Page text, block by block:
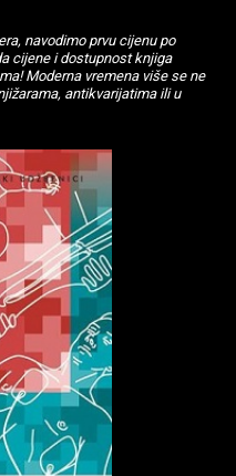
navodimo prvu cijenu po
cijene i dostupnost knjiga
Moderna vremena više se ne
antikvarijatima ili u